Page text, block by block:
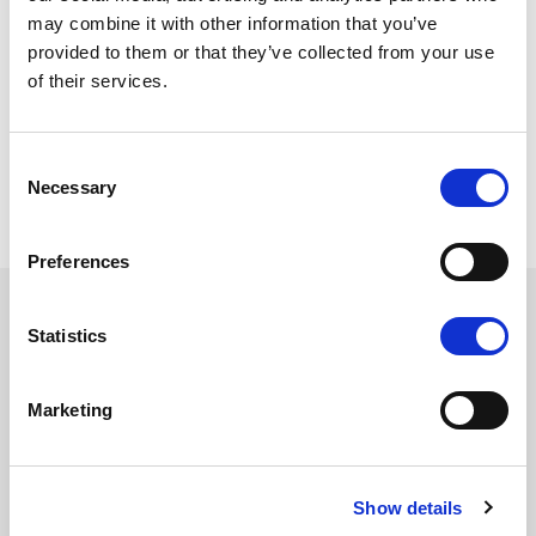
may combine it with other information that you’ve
provided to them or that they’ve collected from your use
of their services.
Selection
Necessary
Preferences
Statistics
Marketing
Show details
barnesanger og fortellinger om Pippi.
La det nye året starte med at fremtiden endelig kan begynne!
Cupido arkiv: En kilde til